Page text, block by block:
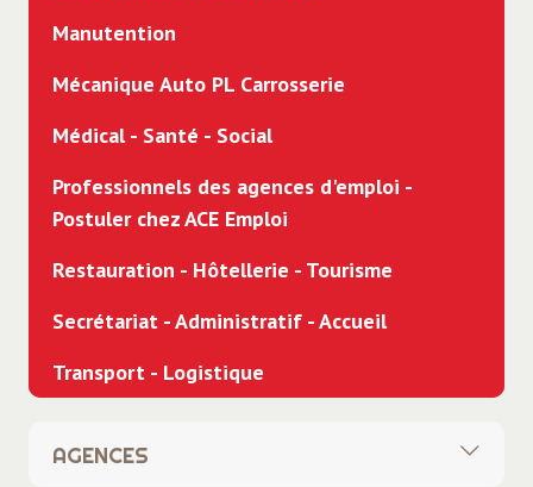
Manutention
Mécanique Auto PL Carrosserie
Médical - Santé - Social
Professionnels des agences d'emploi -
Postuler chez ACE Emploi
Restauration - Hôtellerie - Tourisme
Secrétariat - Administratif - Accueil
Transport - Logistique
AGENCES